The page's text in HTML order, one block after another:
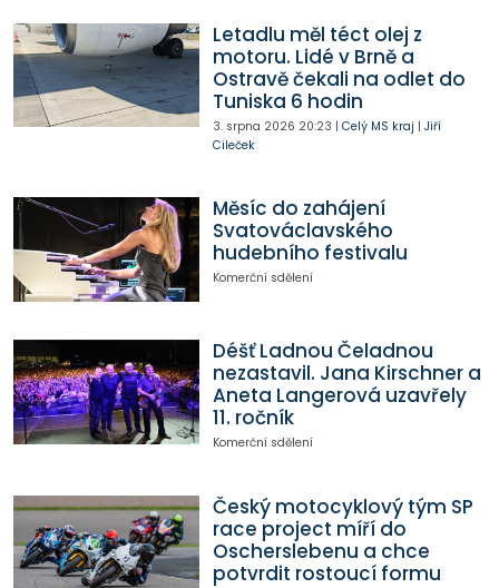
Letadlu měl téct olej z
motoru. Lidé v Brně a
Ostravě čekali na odlet do
Tuniska 6 hodin
3. srpna 2026 20:23 | Celý MS kraj | Jiří
Cileček
Měsíc do zahájení
Svatováclavského
hudebního festivalu
Komerční sdělení
Déšť Ladnou Čeladnou
nezastavil. Jana Kirschner a
Aneta Langerová uzavřely
11. ročník
Komerční sdělení
Český motocyklový tým SP
race project míří do
Oscherslebenu a chce
potvrdit rostoucí formu